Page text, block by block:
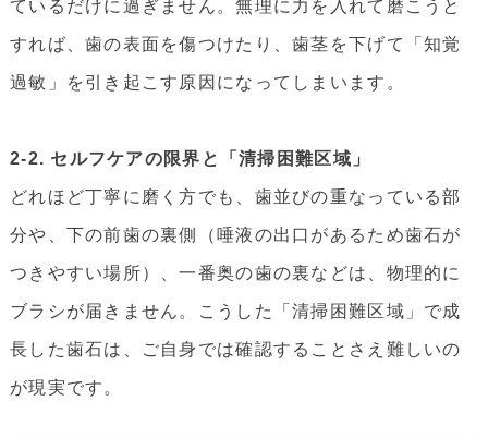
ているだけに過ぎません。無理に力を入れて磨こうと
すれば、歯の表面を傷つけたり、歯茎を下げて「知覚
過敏」を引き起こす原因になってしまいます。
2-2. セルフケアの限界と「清掃困難区域」
どれほど丁寧に磨く方でも、歯並びの重なっている部
分や、下の前歯の裏側（唾液の出口があるため歯石が
つきやすい場所）、一番奥の歯の裏などは、物理的に
ブラシが届きません。こうした「清掃困難区域」で成
長した歯石は、ご自身では確認することさえ難しいの
が現実です。